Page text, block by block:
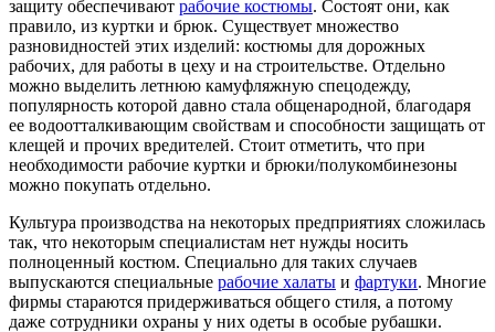
защиту обеспечивают рабочие костюмы. Состоят они, как
правило, из куртки и брюк. Существует множество
разновидностей этих изделий: костюмы для дорожных
рабочих, для работы в цеху и на строительстве. Отдельно
можно выделить летнюю камуфляжную спецодежду,
популярность которой давно стала общенародной, благодаря
ее водоотталкивающим свойствам и способности защищать от
клещей и прочих вредителей. Стоит отметить, что при
необходимости рабочие куртки и брюки/полукомбинезоны
можно покупать отдельно.
Культура производства на некоторых предприятиях сложилась
так, что некоторым специалистам нет нужды носить
полноценный костюм. Специально для таких случаев
выпускаются специальные рабочие халаты и фартуки. Многие
фирмы стараются придерживаться общего стиля, а потому
даже сотрудники охраны у них одеты в особые рубашки.